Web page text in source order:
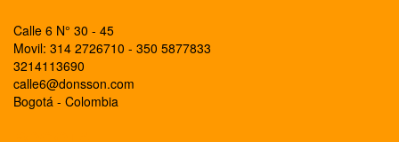
Calle 6 N° 30 - 45
Movil: 314 2726710 - 350 5877833
3214113690
calle6@donsson.com
Bogotá - Colombia